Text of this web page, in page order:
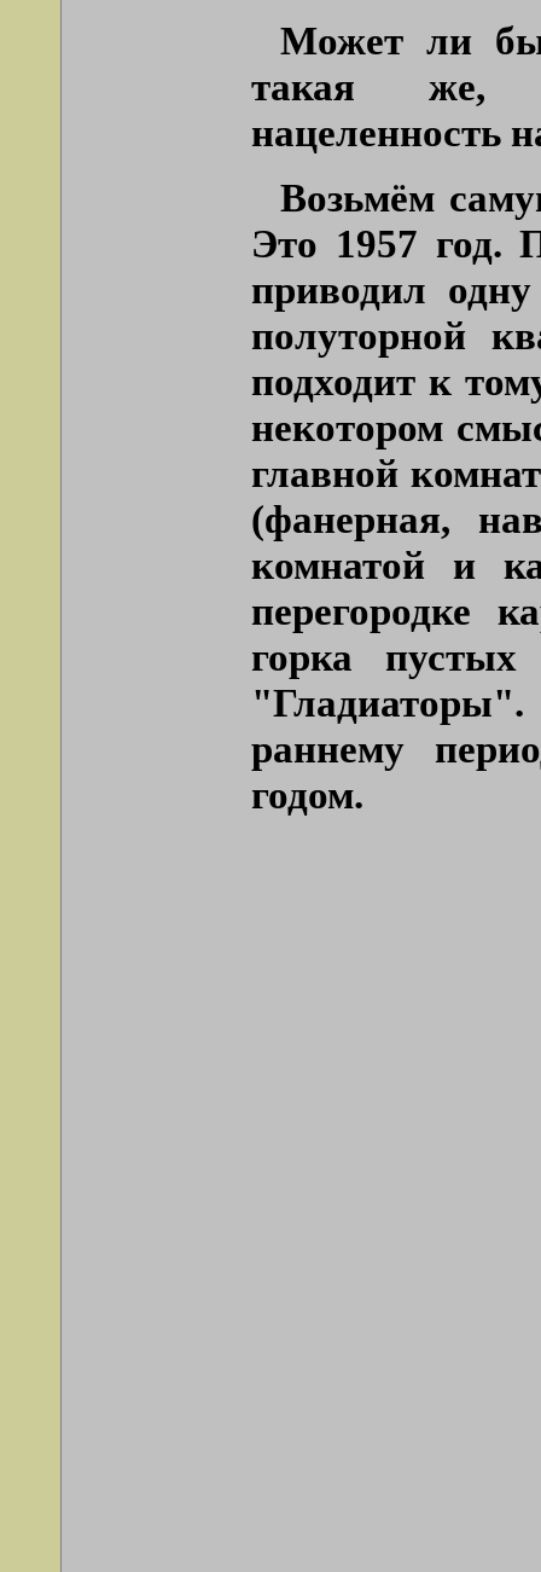
Может ли
такая же,
нацеленность
Возьмём
Это 1957 год.
приводил
полуторной
подходит к
некотором
главной
(фанерная,
комнатой и
перегородке
горка пустых
раннему
годом.